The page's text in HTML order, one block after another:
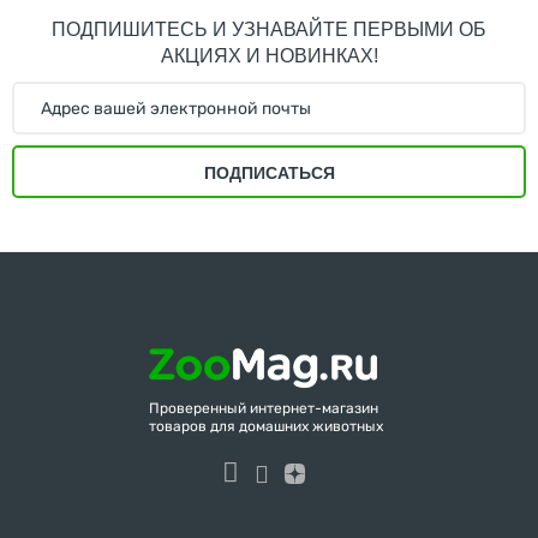
ПОДПИШИТЕСЬ И УЗНАВАЙТЕ ПЕРВЫМИ ОБ
АКЦИЯХ И НОВИНКАХ!
ПОДПИСАТЬСЯ
Проверенный интернет-магазин
товаров для домашних животных